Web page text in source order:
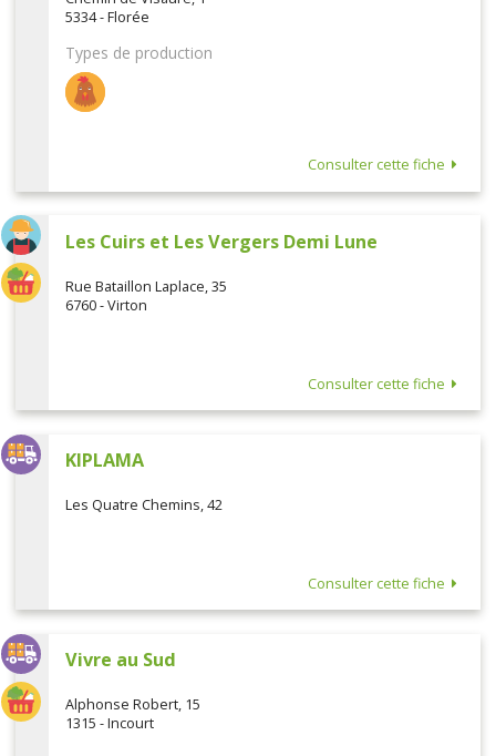
5334 - Florée
Types de production
Consulter cette fiche
Les Cuirs et Les Vergers Demi Lune
Rue Bataillon Laplace, 35
6760 - Virton
Consulter cette fiche
KIPLAMA
Les Quatre Chemins, 42
Consulter cette fiche
Vivre au Sud
Alphonse Robert, 15
1315 - Incourt